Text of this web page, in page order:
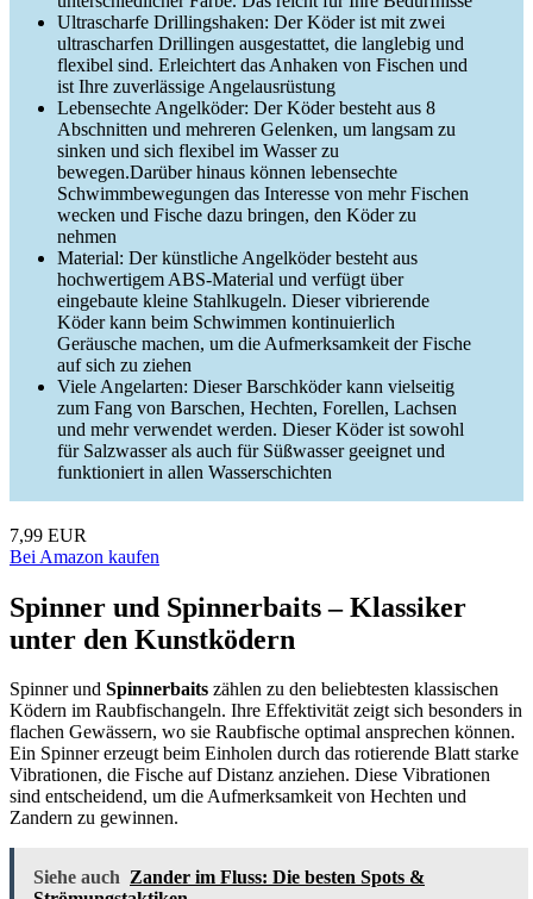
Ultrascharfe Drillingshaken: Der Köder ist mit zwei
ultrascharfen Drillingen ausgestattet, die langlebig und
flexibel sind. Erleichtert das Anhaken von Fischen und
ist Ihre zuverlässige Angelausrüstung
Lebensechte Angelköder: Der Köder besteht aus 8
Abschnitten und mehreren Gelenken, um langsam zu
sinken und sich flexibel im Wasser zu
bewegen.Darüber hinaus können lebensechte
Schwimmbewegungen das Interesse von mehr Fischen
wecken und Fische dazu bringen, den Köder zu
nehmen
Material: Der künstliche Angelköder besteht aus
hochwertigem ABS-Material und verfügt über
eingebaute kleine Stahlkugeln. Dieser vibrierende
Köder kann beim Schwimmen kontinuierlich
Geräusche machen, um die Aufmerksamkeit der Fische
auf sich zu ziehen
Viele Angelarten: Dieser Barschköder kann vielseitig
zum Fang von Barschen, Hechten, Forellen, Lachsen
und mehr verwendet werden. Dieser Köder ist sowohl
für Salzwasser als auch für Süßwasser geeignet und
funktioniert in allen Wasserschichten
7,99 EUR
Bei Amazon kaufen
Spinner und Spinnerbaits – Klassiker
unter den Kunstködern
Spinner und Spinnerbaits zählen zu den beliebtesten klassischen
Ködern im Raubfischangeln. Ihre Effektivität zeigt sich besonders in
flachen Gewässern, wo sie Raubfische optimal ansprechen können.
Ein Spinner erzeugt beim Einholen durch das rotierende Blatt starke
Vibrationen, die Fische auf Distanz anziehen. Diese Vibrationen
sind entscheidend, um die Aufmerksamkeit von Hechten und
Zandern zu gewinnen.
Siehe auch Zander im Fluss: Die besten Spots &